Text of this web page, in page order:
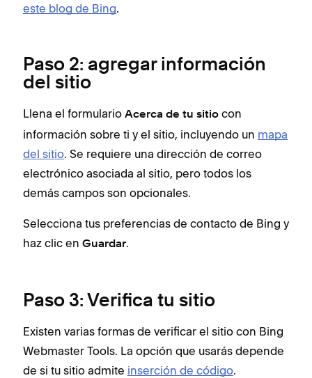
este blog de Bing.
Paso 2: agregar información
del sitio
Llena el formulario Acerca de tu sitio con
información sobre ti y el sitio, incluyendo un mapa
del sitio. Se requiere una dirección de correo
electrónico asociada al sitio, pero todos los
demás campos son opcionales.
Selecciona tus preferencias de contacto de Bing y
haz clic en Guardar.
Paso 3: Verifica tu sitio
Existen varias formas de verificar el sitio con Bing
Webmaster Tools. La opción que usarás depende
de si tu sitio admite inserción de código.